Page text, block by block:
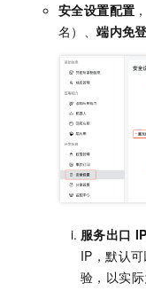
安全设置配置
名）、端内免
服务出口 IP
IP，默认
验，以实际